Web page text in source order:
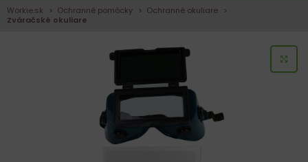
Workie.sk Ochranné pomôcky
Ochranné okuliare
Zváračské okuliare